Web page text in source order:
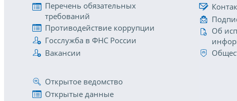
Перечень обязательных
требований
Противодействие коррупции
Госслужба в ФНС России
Вакансии
Об
Открытое ведомство
Открытые данные